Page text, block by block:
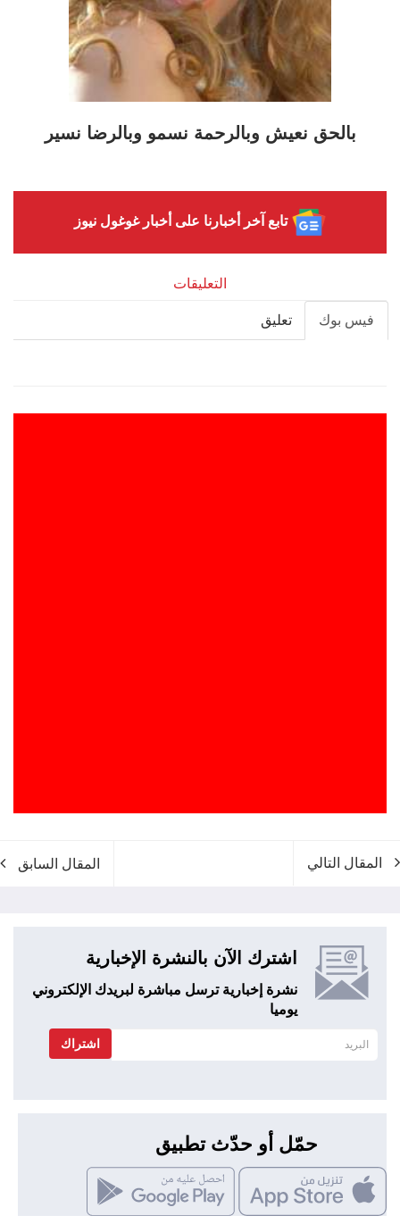
بالحق نعيش وبالرحمة نسمو وبالرضا نسير
تابع آخر أخبارنا على أخبار غوغول نيوز
التعليقات
فيس بوك تعليق
المقال التالي المقال السابق
اشترك الآن بالنشرة الإخبارية
نشرة إخبارية ترسل مباشرة لبريدك الإلكتروني
يوميا
اشتراك
حمّل أو حدّث تطبيق